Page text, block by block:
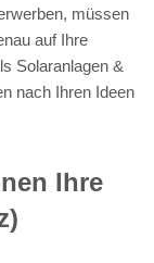
müssen
auf Ihre
Solaranlagen &
nach Ihren Ideen
Ihre